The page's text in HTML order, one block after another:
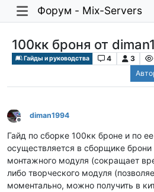
Форум - Mix-Servers
100кк броня от
Гайды и руководства 4 3
Не в сети
diman1994
Гайд по сборке 100кк броне и по
осуществляется в сборщике брони
монтажного модуля (сокращает
либо творческого модуля
моментально, можно получить в